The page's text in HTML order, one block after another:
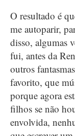
O resultado é
me autoparir,
disso, algumas
fui, antes da
outros
favorito, que
porque agora
filhos se não
envolvida,